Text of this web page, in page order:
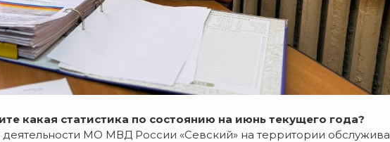
какая статистика по состоянию на июнь текущего года?
МО МВД России «Севский» на территории